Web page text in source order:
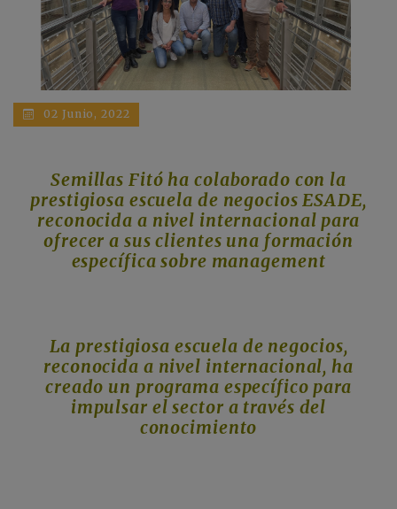
02 Junio, 2022
Semillas Fitó ha colaborado con la
prestigiosa escuela de negocios ESADE,
reconocida a nivel internacional para
ofrecer a sus clientes una formación
específica sobre management
La prestigiosa escuela de negocios,
reconocida a nivel internacional, ha
creado un programa específico para
impulsar el sector a través del
conocimiento